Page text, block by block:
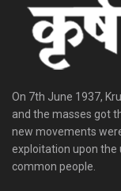
On 7th June 1937,
and the masses got
new movements
exploitation upon the
common people.